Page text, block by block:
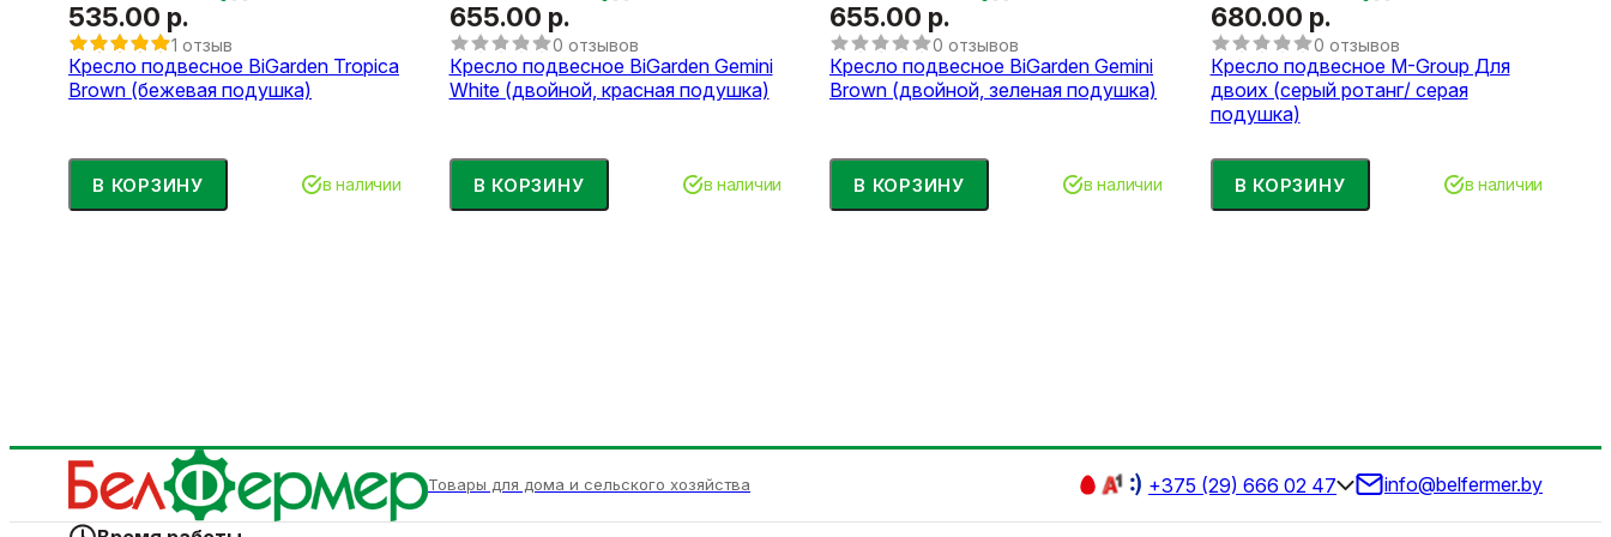
535.00 р.
1 отзыв
Кресло подвесное BiGarden Tropica
Brown (бежевая подушка)
В КОРЗИНУ в наличии
655.00 р.
0 отзывов
Кресло подвесное BiGarden Gemini
White (двойной, красная подушка)
В КОРЗИНУ в наличии
655.00 р.
0 отзывов
Кресло подвесное BiGarden Gemini
Brown (двойной, зеленая подушка)
В КОРЗИНУ в наличии
680.00 р.
0 отзывов
Кресло подвесное M-Group Для
двоих (серый ротанг/ серая
подушка)
В КОРЗИНУ в наличии
Товары для дома и сельского хозяйства +375 (29) 666 02 47 info@belfermer.by